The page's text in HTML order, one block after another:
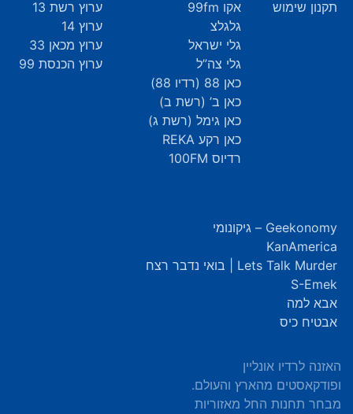
תקנון שימוש
אקו 99fm
גלגלצ
גלי ישראל
גלי צה”ל
כאן 88 (רדיו 88)
כאן ב’ (רשת ב)
כאן גימל (רשת ג)
כאן רקע REKA
רדיוס 100FM
ערוץ רשת 13
ערוץ 14
ערוץ מכאן 33
ערוץ הכנסת 99
Geekonomy – גיקונומי
KanAmerica
Lets Talk Murder | בואי נדבר רצח
S-Emek
אבא למה
אבטיח כיס
האזנה לרדיו אונליין
ופודקאסטים מהארץ והעולם.
מבחר תחנות החל מאזוריות